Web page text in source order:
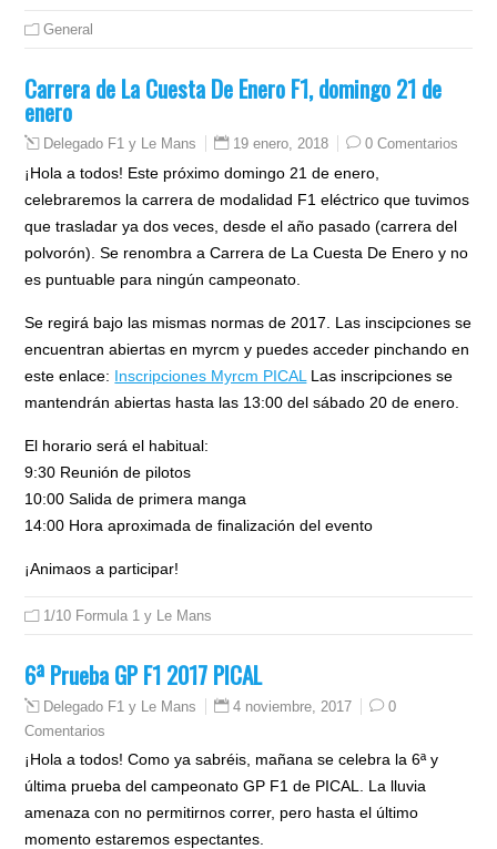
General
Carrera de La Cuesta De Enero F1, domingo 21 de
enero
Delegado F1 y Le Mans 19 enero, 2018 0 Comentarios
¡Hola a todos! Este próximo domingo 21 de enero,
celebraremos la carrera de modalidad F1 eléctrico que tuvimos
que trasladar ya dos veces, desde el año pasado (carrera del
polvorón). Se renombra a Carrera de La Cuesta De Enero y no
es puntuable para ningún campeonato.
Se regirá bajo las mismas normas de 2017. Las inscipciones se
encuentran abiertas en myrcm y puedes acceder pinchando en
este enlace: Inscripciones Myrcm PICAL Las inscripciones se
mantendrán abiertas hasta las 13:00 del sábado 20 de enero.
El horario será el habitual:
9:30 Reunión de pilotos
10:00 Salida de primera manga
14:00 Hora aproximada de finalización del evento
¡Animaos a participar!
1/10 Formula 1 y Le Mans
6ª Prueba GP F1 2017 PICAL
Delegado F1 y Le Mans 4 noviembre, 2017
0
Comentarios
¡Hola a todos! Como ya sabréis, mañana se celebra la 6ª y
última prueba del campeonato GP F1 de PICAL. La lluvia
amenaza con no permitirnos correr, pero hasta el último
momento estaremos espectantes.